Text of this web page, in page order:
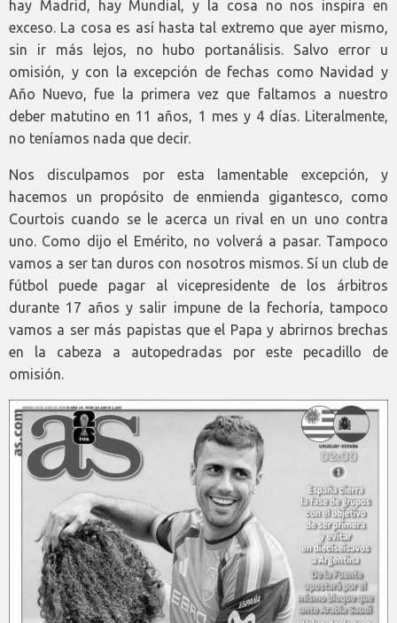
hay Madrid, hay Mundial, y la cosa no nos inspira en
exceso. La cosa es así hasta tal extremo que ayer mismo,
sin ir más lejos, no hubo portanálisis. Salvo error u
omisión, y con la excepción de fechas como Navidad y
Año Nuevo, fue la primera vez que faltamos a nuestro
deber matutino en 11 años, 1 mes y 4 días. Literalmente,
no teníamos nada que decir.
Nos disculpamos por esta lamentable excepción, y
hacemos un propósito de enmienda gigantesco, como
Courtois cuando se le acerca un rival en un uno contra
uno. Como dijo el Emérito, no volverá a pasar. Tampoco
vamos a ser tan duros con nosotros mismos. Sí un club de
fútbol puede pagar al vicepresidente de los árbitros
durante 17 años y salir impune de la fechoría, tampoco
vamos a ser más papistas que el Papa y abrirnos brechas
en la cabeza a autopedradas por este pecadillo de
omisión.